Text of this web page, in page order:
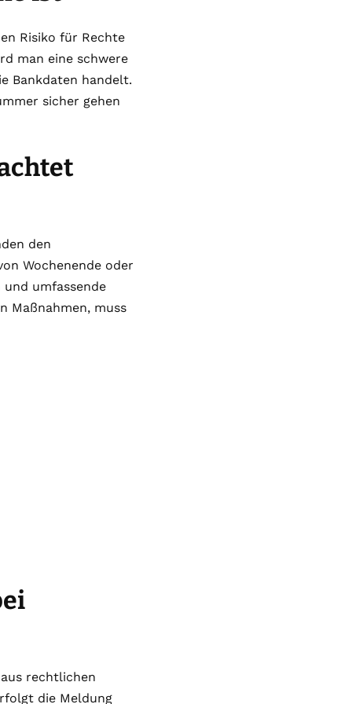
Risiko für Rechte
man eine schwere
Bankdaten handelt.
sicher gehen
den
Wochenende oder
umfassende
Maßnahmen, muss
rechtlichen
die Meldung